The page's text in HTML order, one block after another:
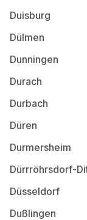
Duisburg
Dülmen
Dunningen
Durach
Durbach
Düren
Durmersheim
Dürrröhrsdorf-
Düsseldorf
Dußlingen